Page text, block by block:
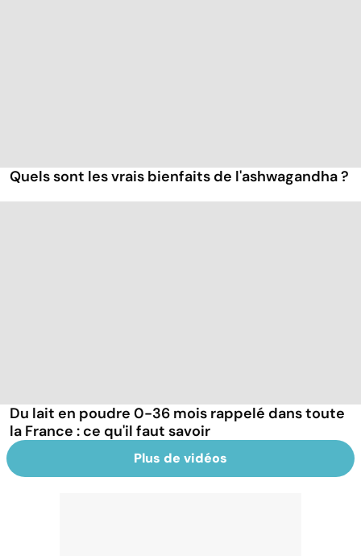
Quels sont les vrais bienfaits de l'ashwagandha ?
Du lait en poudre 0-36 mois rappelé dans toute
la France : ce qu'il faut savoir
Plus de vidéos